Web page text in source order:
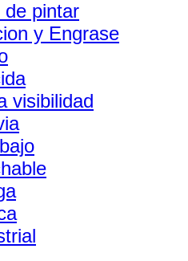
de pintar
y Engrase
visibilidad